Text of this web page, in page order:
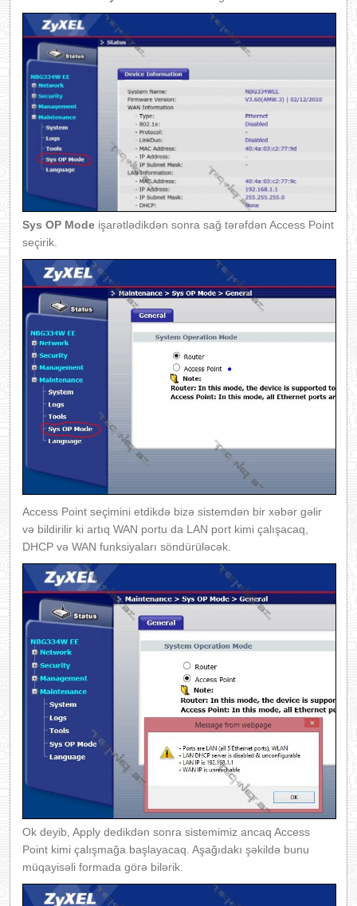
Sys OP Mode işarətlədikdən sonra sağ tərəfdən Access Point
seçirik.
Access Point seçimini etdikdə bizə sistemdən bir xəbər gəlir
və bildirilir ki artıq WAN portu da LAN port kimi çalışacaq,
DHCP və WAN funksiyaları söndürüləcək.
Ok deyib, Apply dedikdən sonra sistemimiz ancaq Access
Point kimi çalışmağa başlayacaq. Aşağıdakı şəkildə bunu
müqayisəli formada görə bilərik.